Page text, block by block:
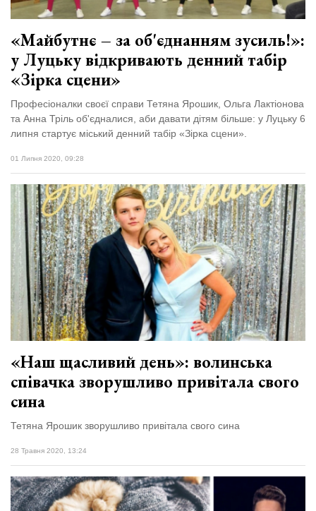
«Майбутнє – за об'єднанням зусиль!»:
у Луцьку відкривають денний табір
«Зірка сцени»
Професіоналки своєї справи Тетяна Ярошик, Ольга Лактіонова
та Анна Тріль об'єдналися, аби давати дітям більше: у Луцьку 6
липня стартує міський денний табір «Зірка сцени».
01 Липня 2020, 09:28
«Наш щасливий день»: волинська
співачка зворушливо привітала свого
сина
Тетяна Ярошик зворушливо привітала свого сина
28 Травня 2020, 13:24